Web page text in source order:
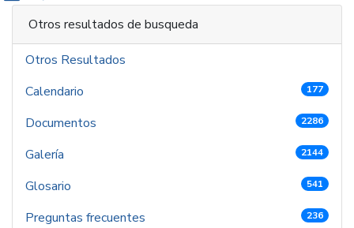
Otros resultados de busqueda
Otros Resultados
Calendario
177
Documentos 2286
Galería 2144
Glosario 541
Preguntas frecuentes 236